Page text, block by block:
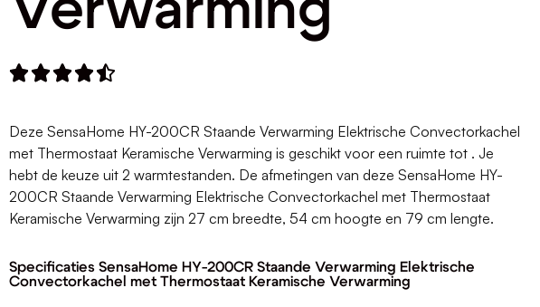

Deze SensaHome HY-200CR Staande Verwarming Elektrische Convectorkachel
met Thermostaat Keramische Verwarming is geschikt voor een ruimte tot . Je
hebt de keuze uit 2 warmtestanden. De afmetingen van deze SensaHome HY-
200CR Staande Verwarming Elektrische Convectorkachel met Thermostaat
Keramische Verwarming zijn 27 cm breedte, 54 cm hoogte en 79 cm lengte.
Specificaties SensaHome HY-200CR Staande Verwarming Elektrische
Convectorkachel met Thermostaat Keramische Verwarming